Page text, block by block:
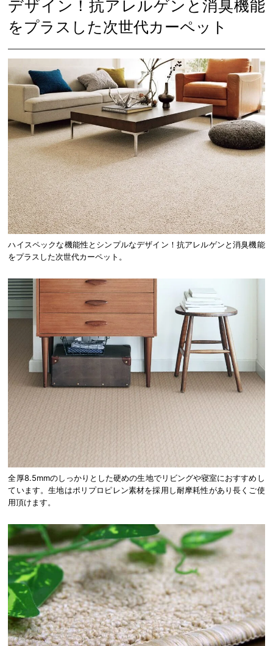
デザイン！抗アレルゲンと消臭機能
をプラスした次世代カーペット
ハイスペックな機能性とシンプルなデザイン！抗アレルゲンと消臭機能
をプラスした次世代カーペット。
全厚8.5mmのしっかりとした硬めの生地でリビングや寝室におすすめし
ています。生地はポリプロピレン素材を採用し耐摩耗性があり長くご使
用頂けます。